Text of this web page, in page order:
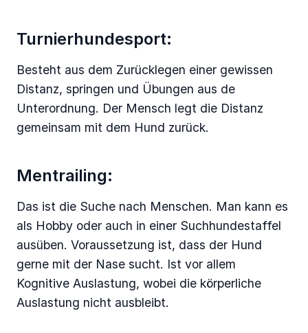
Turnierhundesport:
Besteht aus dem Zurücklegen einer gewissen
Distanz, springen und Übungen aus de
Unterordnung. Der Mensch legt die Distanz
gemeinsam mit dem Hund zurück.
Mentrailing:
Das ist die Suche nach Menschen. Man kann es
als Hobby oder auch in einer Suchhundestaffel
ausüben. Voraussetzung ist, dass der Hund
gerne mit der Nase sucht. Ist vor allem
Kognitive Auslastung, wobei die körperliche
Auslastung nicht ausbleibt.